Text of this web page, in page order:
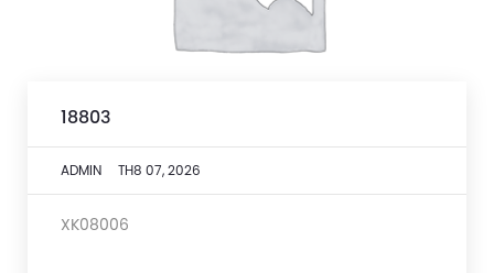
18803
ADMIN TH8 07, 2026
XK08006